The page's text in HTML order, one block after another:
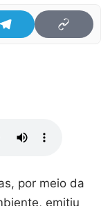
por meio da
emitiu